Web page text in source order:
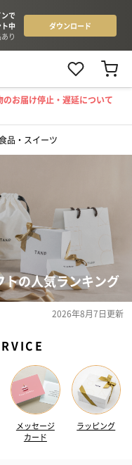
のお届け停止・遅延について
品・スイーツ
の人気ランキング
2026年8月7日更新
メッセージ
カード
ラッピング